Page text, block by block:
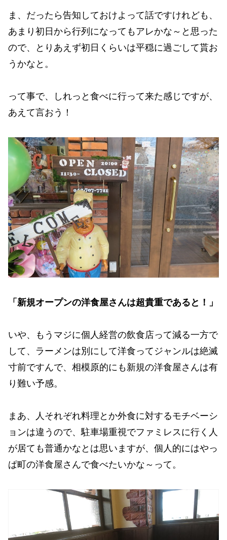
ま、だったら告知しておけよって話ですけれども、
あまり初日から行列になってもアレかな～と思った
ので、とりあえず初日くらいは平穏に過ごして貰お
うかなと。
って事で、しれっと食べに行って来た感じですが、
あえて言おう！
「新規オープンの洋食屋さんは超貴重であると！」
いや、もうマジに個人経営の飲食店って減る一方で
して、ラーメンは別にして洋食ってジャンルは絶滅
寸前ですんで、相模原的にも新規の洋食屋さんは有
り難い予感。
まあ、人それぞれ料理とか外食に対するモチベーシ
ョンは違うので、駐車場重視でファミレスに行く人
が居ても普通かなとは思いますが、個人的にはやっ
ぱ町の洋食屋さんで食べたいかな～って。